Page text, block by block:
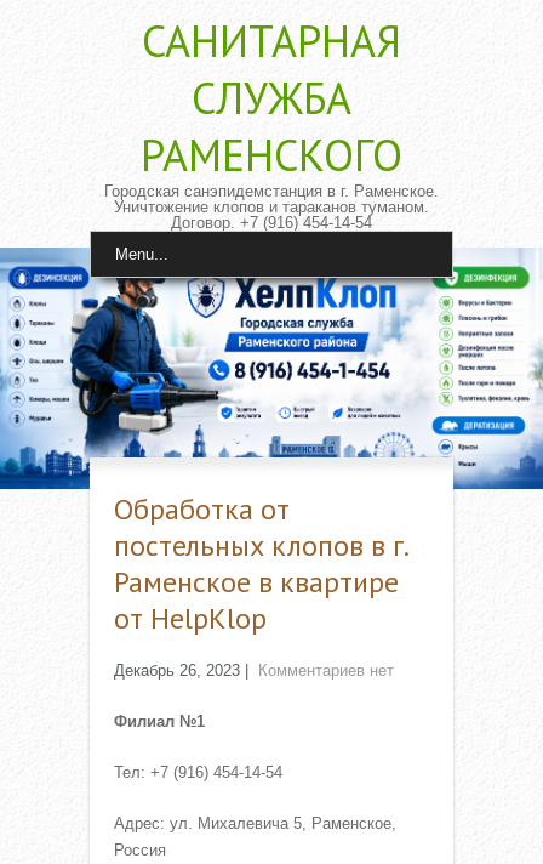
САНИТАРНАЯ
CЛУЖБА
РАМЕНСКОГО
Городская санэпидемстанция в г. Раменское.
Уничтожение клопов и тараканов туманом.
Договор. +7 (916) 454-14-54
Menu...
Обработка от
постельных клопов в г.
Раменское в квартире
от HelpKlop
Декабрь 26, 2023 Комментариев нет
Филиал №1
Тел: +7 (916) 454-14-54
Адрес: ул. Михалевича 5, Раменское,
Россия